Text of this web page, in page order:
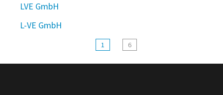
LVE GmbH
L-VE GmbH
1 6